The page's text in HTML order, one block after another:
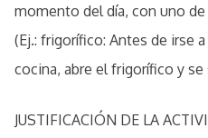
momento del día, con uno
(Ej.: frigorífico: Antes de irse
cocina, abre el frigorífico y
JUSTIFICACIÓN DE LA